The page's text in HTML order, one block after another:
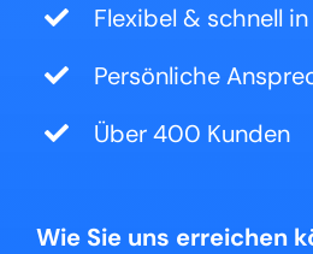
Flexibel & schnell
Persönliche
Über 400 Kunden
Wie Sie uns erreichen